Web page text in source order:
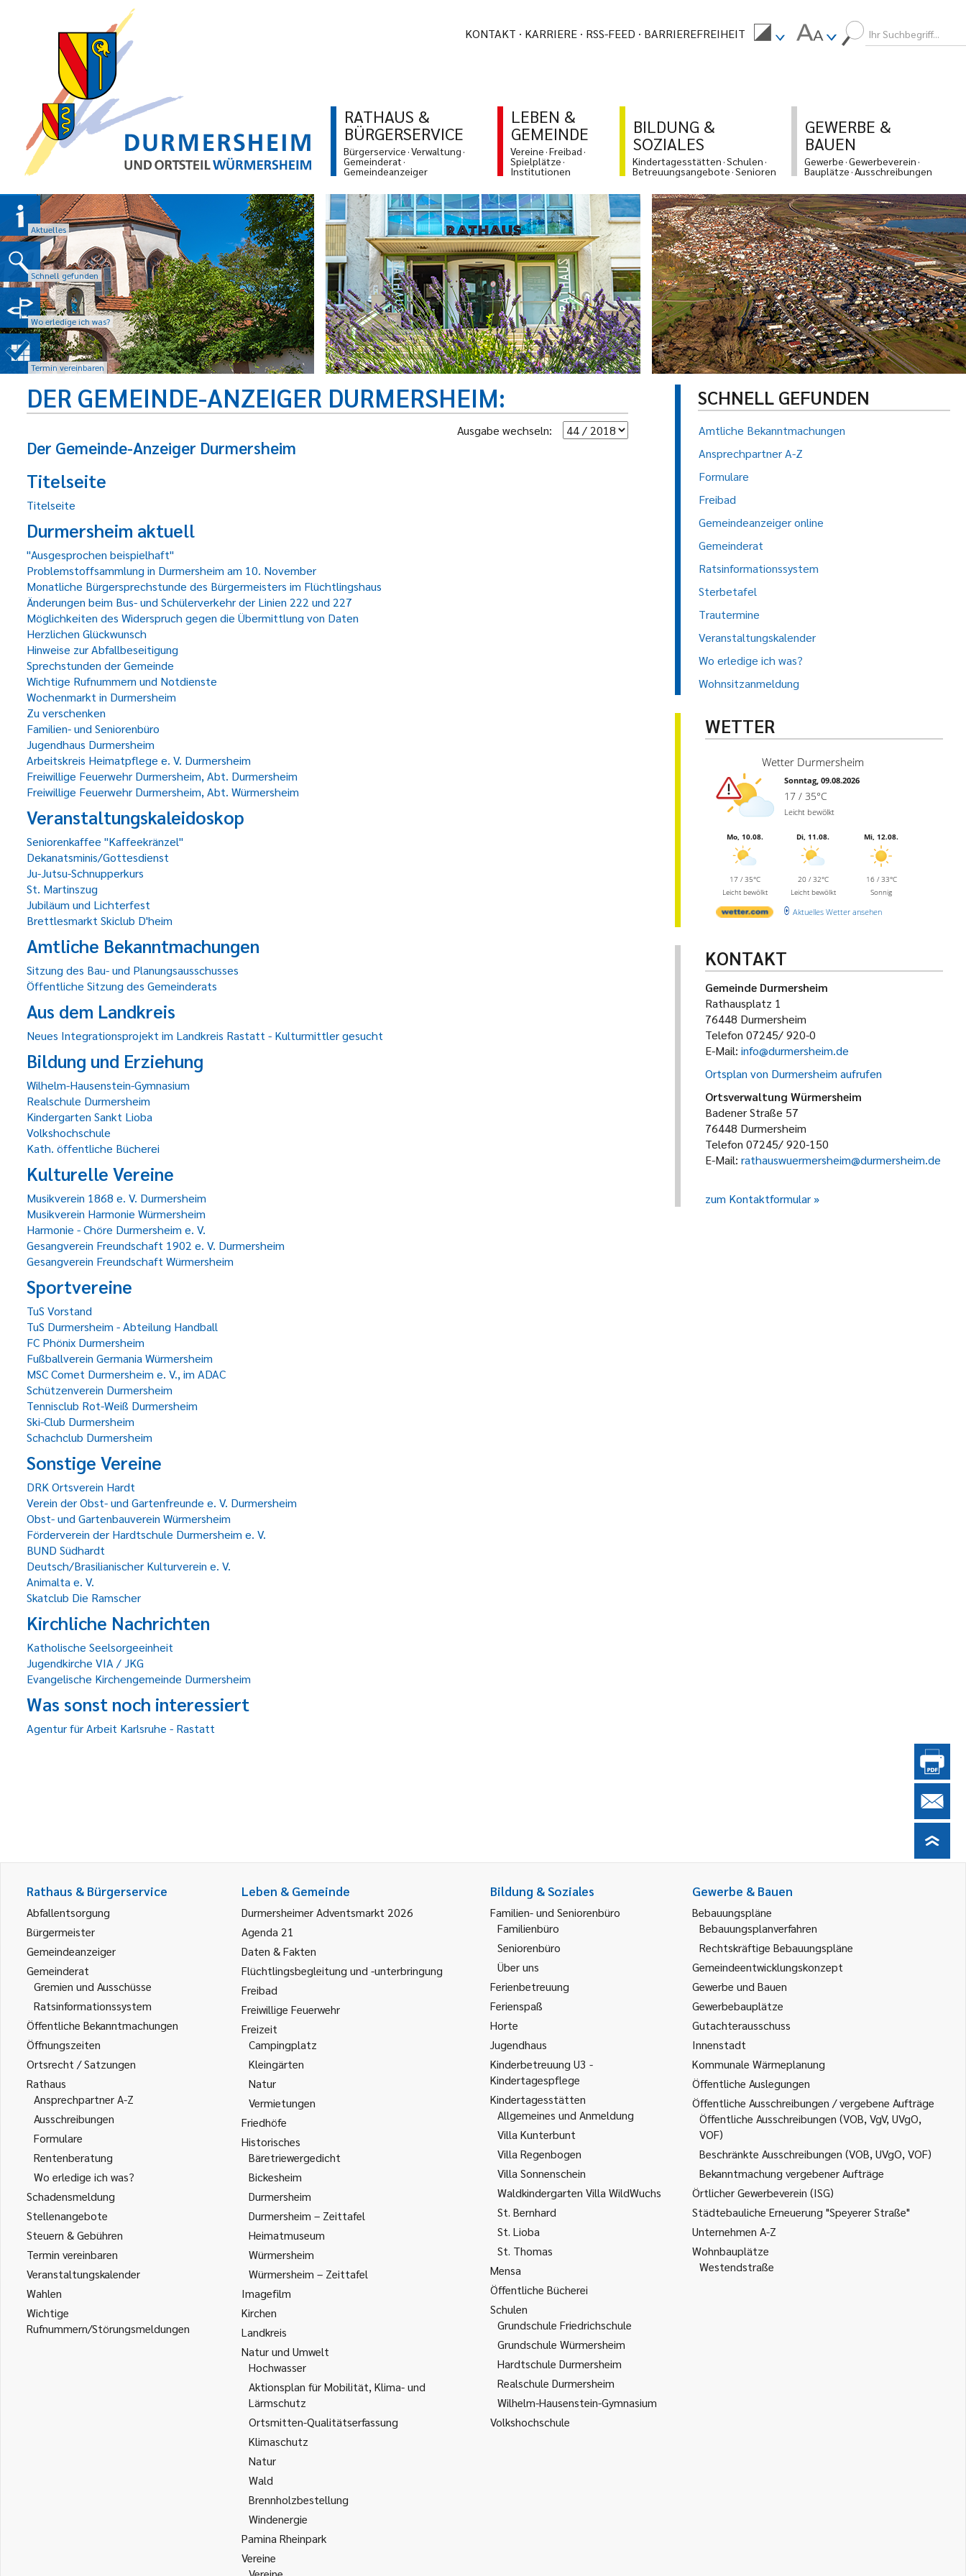
KONTAKT KARRIERE RSS-FEED BARRIEREFREIHEIT
RATHAUS &
BÜRGERSERVICE
Bürgerservice Verwaltung
Gemeinderat
Gemeindeanzeiger
LEBEN &
GEMEINDE
Vereine Freibad
Spielplätze
Institutionen
BILDUNG &
SOZIALES
Kindertagesstätten Schulen
Betreuungsangebote Senioren
GEWERBE &
BAUEN
Gewerbe Gewerbeverein
Bauplätze Ausschreibungen
Aktuelles
Schnell gefunden
Wo erledige ich was?
Termin vereinbaren
DER GEMEINDE-ANZEIGER DURMERSHEIM
Ausgabe wechseln:
Der Gemeinde-Anzeiger Durmersheim
Titelseite
Titelseite
Durmersheim aktuell
"Ausgesprochen beispielhaft"
Problemstoffsammlung in Durmersheim am 10. November
Monatliche Bürgersprechstunde des Bürgermeisters im Flüchtlingshaus
Änderungen beim Bus- und Schülerverkehr der Linien 222 und 227
Möglichkeiten des Widerspruch gegen die Übermittlung von Daten
Herzlichen Glückwunsch
Hinweise zur Abfallbeseitigung
Sprechstunden der Gemeinde
Wichtige Rufnummern und Notdienste
Wochenmarkt in Durmersheim
Zu verschenken
Familien- und Seniorenbüro
Jugendhaus Durmersheim
Arbeitskreis Heimatpflege e. V. Durmersheim
Freiwillige Feuerwehr Durmersheim, Abt. Durmersheim
Freiwillige Feuerwehr Durmersheim, Abt. Würmersheim
Veranstaltungskaleidoskop
Seniorenkaffee "Kaffeekränzel"
Dekanatsminis/Gottesdienst
Ju-Jutsu-Schnupperkurs
St. Martinszug
Jubiläum und Lichterfest
Brettlesmarkt Skiclub D'heim
Amtliche Bekanntmachungen
Sitzung des Bau- und Planungsausschusses
Öffentliche Sitzung des Gemeinderats
Aus dem Landkreis
Neues Integrationsprojekt im Landkreis Rastatt - Kulturmittler gesucht
Bildung und Erziehung
Wilhelm-Hausenstein-Gymnasium
Realschule Durmersheim
Kindergarten Sankt Lioba
Volkshochschule
Kath. öffentliche Bücherei
Kulturelle Vereine
Musikverein 1868 e. V. Durmersheim
Musikverein Harmonie Würmersheim
Harmonie - Chöre Durmersheim e. V.
Gesangverein Freundschaft 1902 e. V. Durmersheim
Gesangverein Freundschaft Würmersheim
Sportvereine
TuS Vorstand
TuS Durmersheim - Abteilung Handball
FC Phönix Durmersheim
Fußballverein Germania Würmersheim
MSC Comet Durmersheim e. V., im ADAC
Schützenverein Durmersheim
Tennisclub Rot-Weiß Durmersheim
Ski-Club Durmersheim
Schachclub Durmersheim
Sonstige Vereine
DRK Ortsverein Hardt
Verein der Obst- und Gartenfreunde e. V. Durmersheim
Obst- und Gartenbauverein Würmersheim
Förderverein der Hardtschule Durmersheim e. V.
BUND Südhardt
Deutsch/Brasilianischer Kulturverein e. V.
Animalta e. V.
Skatclub Die Ramscher
Kirchliche Nachrichten
Katholische Seelsorgeeinheit
Jugendkirche VIA / JKG
Evangelische Kirchengemeinde Durmersheim
Was sonst noch interessiert
Agentur für Arbeit Karlsruhe - Rastatt
SCHNELL GEFUNDEN
Amtliche Bekanntmachungen
Ansprechpartner A-Z
Formulare
Freibad
Gemeindeanzeiger online
Gemeinderat
Ratsinformationssystem
Sterbetafel
Trautermine
Veranstaltungskalender
Wo erledige ich was?
Wohnsitzanmeldung
WETTER
Wetter Durmersheim
Sonntag, 09.08.2026
17 / 35°C
Leicht bewölkt
Mo, 10.08.
17 / 35°C
Leicht bewölkt
Di, 11.08.
20 / 32°C
Leicht bewölkt
Mi, 12.08.
16 / 33°C
Sonnig
Aktuelles Wetter ansehen
KONTAKT
Gemeinde Durmersheim
Rathausplatz 1
76448 Durmersheim
Telefon 07245/ 920-0
E-Mail: info@durmersheim.de
Ortsplan von Durmersheim aufrufen
Ortsverwaltung Würmersheim
Badener Straße 57
76448 Durmersheim
Telefon 07245/ 920-150
E-Mail: rathauswuermersheim@durmersheim.de
zum Kontaktformular
Rathaus & Bürgerservice
Abfallentsorgung
Bürgermeister
Gemeindeanzeiger
Gemeinderat
Gremien und Ausschüsse
Ratsinformationssystem
Öffentliche Bekanntmachungen
Öffnungszeiten
Ortsrecht / Satzungen
Rathaus
Ansprechpartner A-Z
Ausschreibungen
Formulare
Rentenberatung
Wo erledige ich was?
Schadensmeldung
Stellenangebote
Steuern & Gebühren
Termin vereinbaren
Veranstaltungskalender
Wahlen
Wichtige
Rufnummern/Störungsmeldungen
Leben & Gemeinde
Durmersheimer Adventsmarkt 2026
Agenda 21
Daten & Fakten
Flüchtlingsbegleitung und -unterbringung
Freibad
Freiwillige Feuerwehr
Freizeit
Campingplatz
Kleingärten
Natur
Vermietungen
Friedhöfe
Historisches
Bäretriewergedicht
Bickesheim
Durmersheim
Durmersheim – Zeittafel
Heimatmuseum
Würmersheim
Würmersheim – Zeittafel
Imagefilm
Kirchen
Landkreis
Natur und Umwelt
Hochwasser
Aktionsplan für Mobilität, Klima- und
Lärmschutz
Ortsmitten-Qualitätserfassung
Klimaschutz
Natur
Wald
Brennholzbestellung
Windenergie
Pamina Rheinpark
Vereine
Bildung & Soziales
Familien- und Seniorenbüro
Familienbüro
Seniorenbüro
Über uns
Ferienbetreuung
Ferienspaß
Horte
Jugendhaus
Kinderbetreuung U3 -
Kindertagespflege
Kindertagesstätten
Allgemeines und Anmeldung
Villa Kunterbunt
Villa Regenbogen
Villa Sonnenschein
Waldkindergarten Villa WildWuchs
St. Bernhard
St. Lioba
St. Thomas
Mensa
Öffentliche Bücherei
Schulen
Grundschule Friedrichschule
Grundschule Würmersheim
Hardtschule Durmersheim
Realschule Durmersheim
Wilhelm-Hausenstein-Gymnasium
Volkshochschule
Gewerbe & Bauen
Bebauungspläne
Bebauungsplanverfahren
Rechtskräftige Bebauungspläne
Gemeindeentwicklungskonzept
Gewerbe und Bauen
Gewerbebauplätze
Gutachterausschuss
Innenstadt
Kommunale Wärmeplanung
Öffentliche Auslegungen
Öffentliche Ausschreibungen / vergebene Aufträge
Öffentliche Ausschreibungen (VOB, VgV, UVgO,
VOF)
Beschränkte Ausschreibungen (VOB, UVgO, VOF)
Bekanntmachung vergebener Aufträge
Örtlicher Gewerbeverein (ISG)
Städtebauliche Erneuerung "Speyerer Straße"
Unternehmen A-Z
Wohnbauplätze
Westendstraße